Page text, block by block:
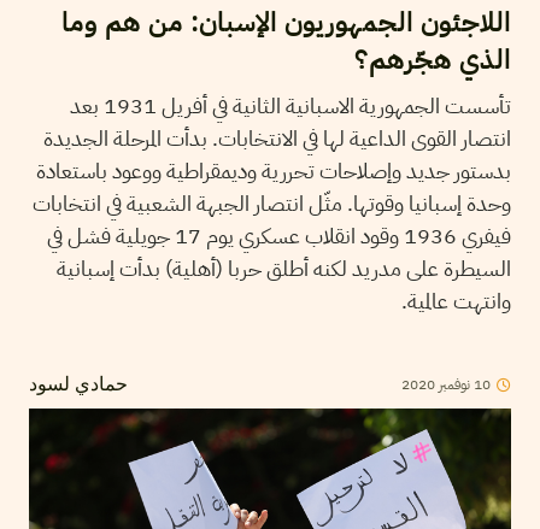
اللاجئون الجمهوريون الإسبان: من هم وما
الذي هجّرهم؟
تأسست الجمهورية الاسبانية الثانية في أفريل 1931 بعد
انتصار القوى الداعية لها في الانتخابات. بدأت المرحلة الجديدة
بدستور جديد وإصلاحات تحررية وديمقراطية ووعود باستعادة
وحدة إسبانيا وقوتها. مثّل انتصار الجبهة الشعبية في انتخابات
فيفري 1936 وقود انقلاب عسكري يوم 17 جويلية فشل في
السيطرة على مدريد لكنه أطلق حربا (أهلية) بدأت إسبانية
وانتهت عالمية.
حمادي لسود 10 نوفمبر 2020